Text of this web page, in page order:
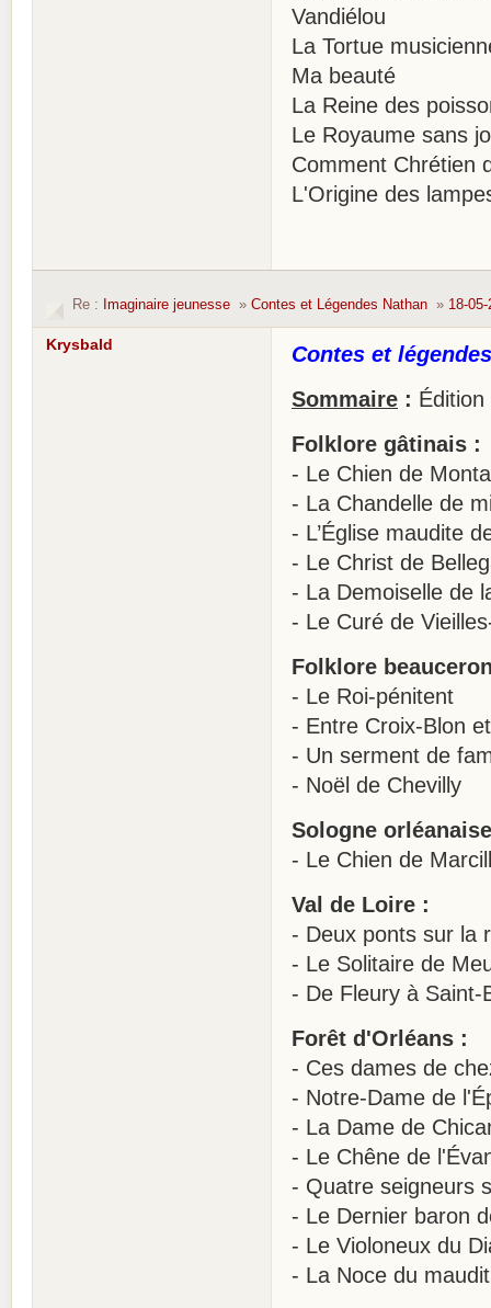
Vandiélou
La Tortue
Ma beauté
La Reine des
Le Royaume sans
Comment Chrétien
L'Origine des
Re : Imaginaire jeunesse » Contes et Légendes Nathan » 18-
Krysbald
Contes et
Sommaire :
Folklore gâtinais :
- Le Chien de
- La Chandelle de
- L’Église maudite
- Le Christ de
- La Demoiselle de
- Le Curé de
Folklore
- Le Roi-pénitent
- Entre Croix-Blon
- Un serment de
- Noël de Chevilly
Sologne
- Le Chien de
Val de Loire :
- Deux ponts sur la
- Le Solitaire de
- De Fleury à Saint-
Forêt d'Orléans :
- Ces dames de
- Notre-Dame de
- La Dame de
- Le Chêne de
- Quatre seigneurs
- Le Dernier baron
- Le Violoneux du
- La Noce du maudit